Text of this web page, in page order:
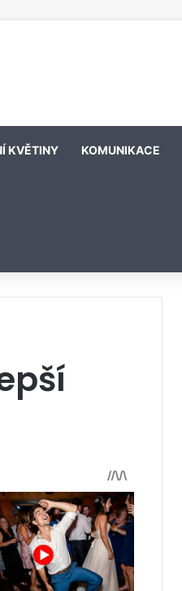
KVĚTINY KOMUNIKACE